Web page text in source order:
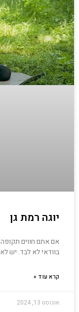
יוגה רמת גן
אם אתם חווים
בוודאי לא לבד. יש
קרא עוד »
אוגוסט 13, 2024